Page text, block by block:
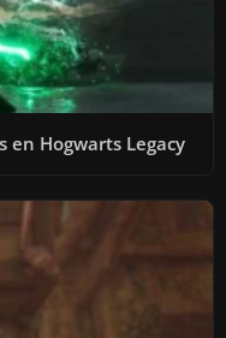
en Hogwarts Legacy